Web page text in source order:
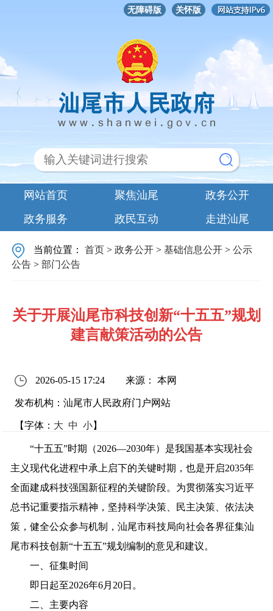
无障碍版 关怀版
网站首页 聚焦汕尾
政务公开
政务服务
政民互动 走进汕尾
当前位置：首页 >政务公开 >基础信息公开 >公示
公告 >部门公告
关于开展汕尾市科技创新“十五五”规划
建言献策活动的公告
2026-05-15 17:24 来源： 本网
发布机构：汕尾市人民政府门户网站
【字体： 大 中 小】
“十五五”时期（2026—2030年）是我国基本实现社会
主义现代化进程中承上启下的关键时期，也是开启2035年
全面建成科技强国新征程的关键阶段。为贯彻落实习近平
总书记重要指示精神，坚持科学决策、民主决策、依法决
策，健全公众参与机制，汕尾市科技局向社会各界征集汕
尾市科技创新“十五五”规划编制的意见和建议。
一、征集时间
即日起至2026年6月20日。
二、主要内容